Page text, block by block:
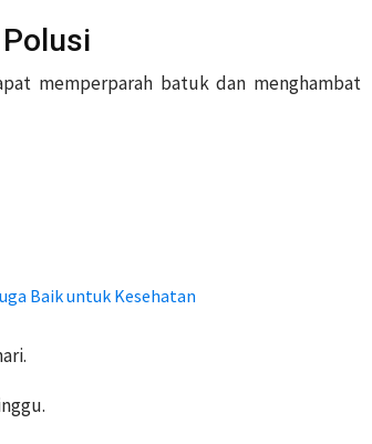
memperparah batuk dan menghambat
Baik untuk Kesehatan